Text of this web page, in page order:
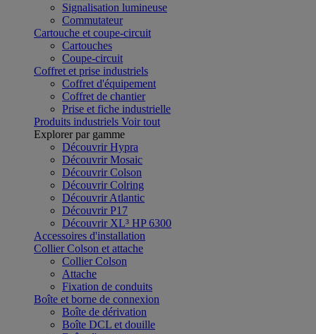
Signalisation lumineuse
Commutateur
Cartouche et coupe-circuit
Cartouches
Coupe-circuit
Coffret et prise industriels
Coffret d'équipement
Coffret de chantier
Prise et fiche industrielle
Produits industriels Voir tout
Explorer par gamme
Découvrir Hypra
Découvrir Mosaic
Découvrir Colson
Découvrir Colring
Découvrir Atlantic
Découvrir P17
Découvrir XL³ HP 6300
Accessoires d'installation
Collier Colson et attache
Collier Colson
Attache
Fixation de conduits
Boîte et borne de connexion
Boîte de dérivation
Boîte DCL et douille